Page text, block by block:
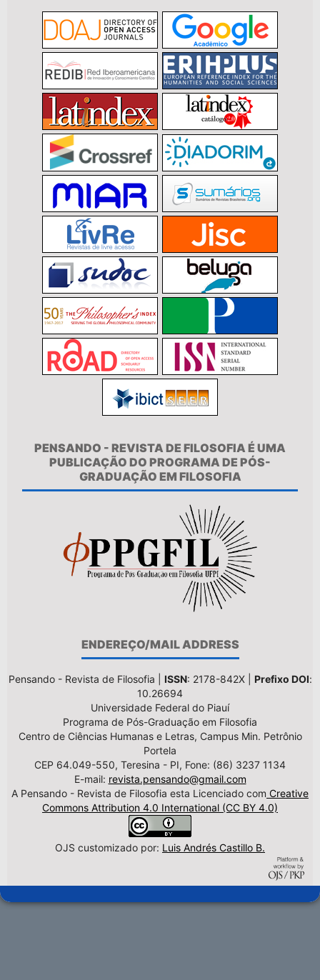
PENSANDO - REVISTA DE FILOSOFIA É UMA
PUBLICAÇÃO DO PROGRAMA DE PÓS-
GRADUAÇÃO EM FILOSOFIA
ENDEREÇO/MAIL ADDRESS
Pensando - Revista de Filosofia | ISSN: 2178-842X | Prefixo DOI:
10.26694
Universidade Federal do Piauí
Programa de Pós-Graduação em Filosofia
Centro de Ciências Humanas e Letras, Campus Min. Petrônio
Portela
CEP 64.049-550, Teresina - PI, Fone: (86) 3237 1134
E-mail: revista.pensando@gmail.com
A Pensando - Revista de Filosofia esta Licenciado com Creative
Commons Attribution 4.0 International (CC BY 4.0)
OJS customizado por: Luis Andrés Castillo B.